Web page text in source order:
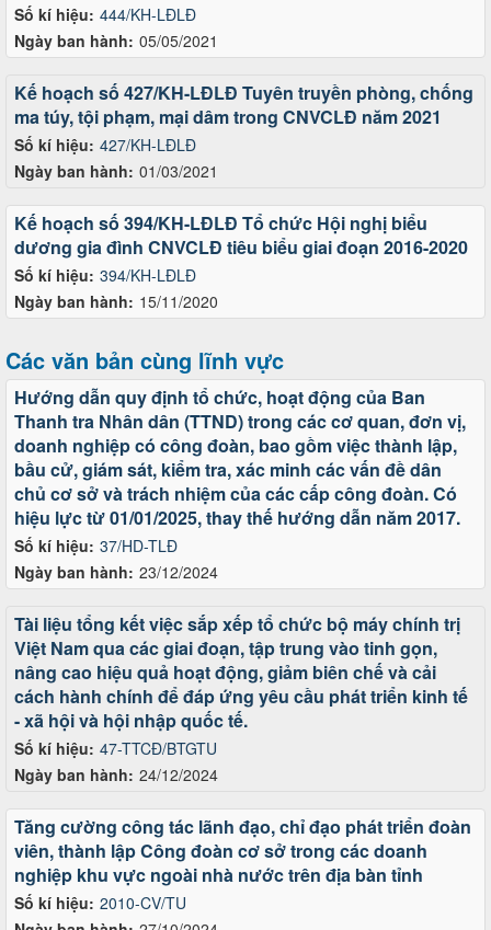
Số kí hiệu: 444/KH-LĐLĐ
Ngày ban hành: 05/05/2021
Số kí hiệu: 427/KH-LĐLĐ
Ngày ban hành: 01/03/2021
Kế hoạch số 427/KH-LĐLĐ Tuyên truyền phòng, chống
ma túy, tội phạm, mại dâm trong CNVCLĐ năm 2021
Số kí hiệu: 394/KH-LĐLĐ
Ngày ban hành: 15/11/2020
Kế hoạch số 394/KH-LĐLĐ Tổ chức Hội nghị biểu
dương gia đình CNVCLĐ tiêu biểu giai đoạn 2016-2020
Các văn bản cùng lĩnh vực
Số kí hiệu: 37/HD-TLĐ
Ngày ban hành: 23/12/2024
Hướng dẫn quy định tổ chức, hoạt động của Ban
Thanh tra Nhân dân (TTND) trong các cơ quan, đơn vị,
doanh nghiệp có công đoàn, bao gồm việc thành lập,
bầu cử, giám sát, kiểm tra, xác minh các vấn đề dân
chủ cơ sở và trách nhiệm của các cấp công đoàn. Có
hiệu lực từ 01/01/2025, thay thế hướng dẫn năm 2017.
Số kí hiệu: 47-TTCĐ/BTGTU
Ngày ban hành: 24/12/2024
Tài liệu tổng kết việc sắp xếp tổ chức bộ máy chính trị
Việt Nam qua các giai đoạn, tập trung vào tinh gọn,
nâng cao hiệu quả hoạt động, giảm biên chế và cải
cách hành chính để đáp ứng yêu cầu phát triển kinh tế
- xã hội và hội nhập quốc tế.
Số kí hiệu: 2010-CV/TU
Tăng cường công tác lãnh đạo, chỉ đạo phát triển đoàn
viên, thành lập Công đoàn cơ sở trong các doanh
nghiệp khu vực ngoài nhà nước trên địa bàn tỉnh